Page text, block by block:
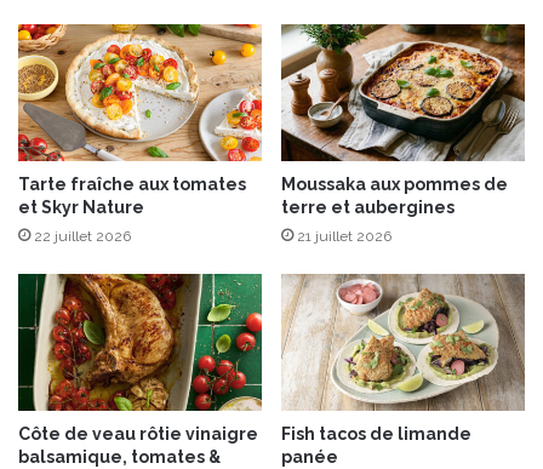
t
A
O
P
S
o
c
i
é
Tarte fraîche aux tomates
et Skyr Nature
22 juillet 2026
Moussaka aux pommes de
terre et aubergines
21 juillet 2026
Côte de veau rôtie vinaigre
balsamique, tomates &
Fish tacos de limande
panée